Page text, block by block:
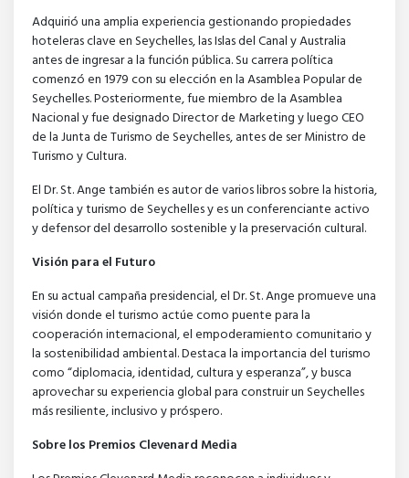
Adquirió una amplia experiencia gestionando propiedades
hoteleras clave en Seychelles, las Islas del Canal y Australia
antes de ingresar a la función pública. Su carrera política
comenzó en 1979 con su elección en la Asamblea Popular de
Seychelles. Posteriormente, fue miembro de la Asamblea
Nacional y fue designado Director de Marketing y luego CEO
de la Junta de Turismo de Seychelles, antes de ser Ministro de
Turismo y Cultura.
El Dr. St. Ange también es autor de varios libros sobre la historia,
política y turismo de Seychelles y es un conferenciante activo
y defensor del desarrollo sostenible y la preservación cultural.
Visión para el Futuro
En su actual campaña presidencial, el Dr. St. Ange promueve una
visión donde el turismo actúe como puente para la
cooperación internacional, el empoderamiento comunitario y
la sostenibilidad ambiental. Destaca la importancia del turismo
como “diplomacia, identidad, cultura y esperanza”, y busca
aprovechar su experiencia global para construir un Seychelles
más resiliente, inclusivo y próspero.
Sobre los Premios Clevenard Media